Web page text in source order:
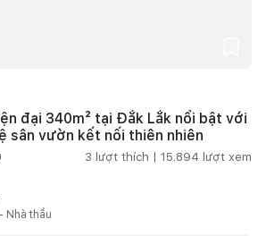
đại 340m² tại Đắk Lắk nổi bật với
sân vườn kết nối thiên nhiên
3 lượt thích | 15.894 lượt xem
Nhà thầu